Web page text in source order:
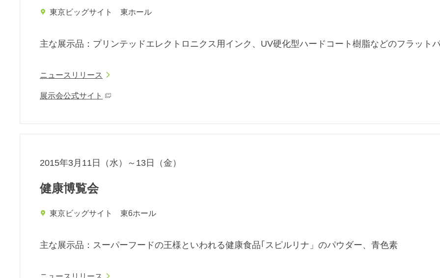
東京ビッグサイト 東ホール
主な展⽰品：プリンテッドエレクトロニクス用インク、UV硬化型ハードコート樹脂などのフラット
ニュースリリース
展示会公式サイト
2015年3月11日（水）～13日（金）
健康博覧会
東京ビッグサイト 東6ホール
主な展⽰品：スーパーフードの王様といわれる健康食品｢スピルリナ」のパウダー、青色素